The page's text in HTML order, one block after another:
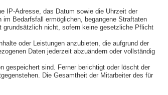
IP-Adresse, das Datum sowie die Uhrzeit der
Bedarfsfall ermöglichen, begangene Straftaten
grundsätzlich nicht, sofern keine gesetzliche Pflicht
oder Leistungen anzubieten, die aufgrund der
Daten jederzeit abzuändern oder vollständig
gespeichert sind. Ferner berichtigt oder löscht der
Die Gesamtheit der Mitarbeiter des für